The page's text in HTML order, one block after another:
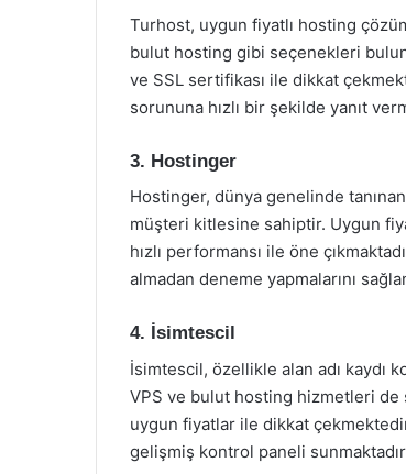
Turhost, uygun fiyatlı hosting
bulut hosting gibi seçenekleri
ve SSL sertifikası ile dikkat
sorununa hızlı bir şekilde yanıt
3. Hostinger
Hostinger, dünya genelinde
müşteri kitlesine sahiptir. Uygun
hızlı performansı ile öne
almadan deneme yapmalarını
4. İsimtescil
İsimtescil, özellikle alan adı kaydı
VPS ve bulut hosting hizmetleri de
uygun fiyatlar ile dikkat
gelişmiş kontrol paneli